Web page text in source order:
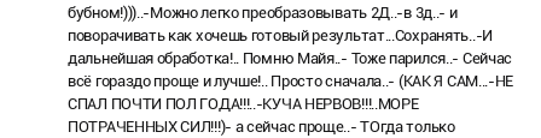
бубном!)))..-Можно легко преобразовывать 2Д..-в 3д..- и
поворачивать как хочешь готовый результат...Сохранять..-И
дальнейшая обработка!.. Помню Майя..- Тоже парился..- Сейчас
всё гораздо проще и лучше!.. Просто сначала..- (КАК Я САМ...-НЕ
СПАЛ ПОЧТИ ПОЛ ГОДА!!!..-КУЧА НЕРВОВ!!!..МОРЕ
ПОТРАЧЕННЫХ СИЛ!!!)- а сейчас проще..- ТОгда только